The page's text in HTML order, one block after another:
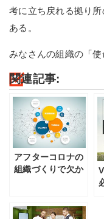
考に立ち戻れる拠り
ある。
みなさんの組織の「使
関連記事:
アフターコロナの
組織づくりで欠か